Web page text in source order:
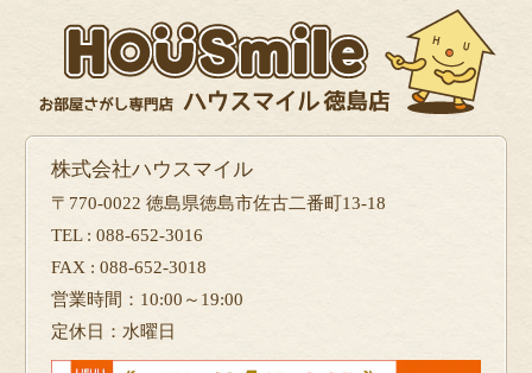
株式会社ハウスマイル
〒770-0022 徳島県徳島市佐古二番町13-18
TEL : 088-652-3016
FAX : 088-652-3018
営業時間：10:00～19:00
定休日：水曜日